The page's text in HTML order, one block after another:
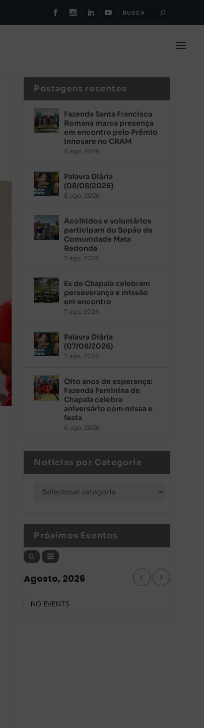
Postagens recentes
Fazenda Santa Francisca
Romana marca presença
em encontro pelo Prêmio
Innovare no CRAM
8 ago, 2026
Palavra Diária
(08/08/2026)
8 ago, 2026
Acolhidos e voluntários
participam do Sopão da
Comunidade Mata
Redonda
7 ago, 2026
Es de Chapala celebram
perseverança e missão
em encontro
7 ago, 2026
Palavra Diária
(07/08/2026)
7 ago, 2026
Oito anos de esperança:
Fazenda Feminina de
Chapala celebra
aniversário com missa e
festa
6 ago, 2026
Notícias por Categoria
Próximos Eventos
Agosto, 2026
NO EVENTS